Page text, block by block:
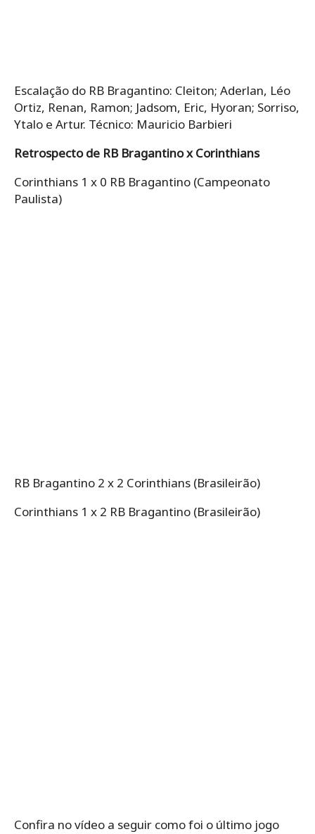
Escalação do RB Bragantino: Cleiton; Aderlan, Léo
Ortiz, Renan, Ramon; Jadsom, Eric, Hyoran; Sorriso,
Ytalo e Artur. Técnico: Mauricio Barbieri
Retrospecto de RB Bragantino x Corinthians
Corinthians 1 x 0 RB Bragantino (Campeonato
Paulista)
RB Bragantino 2 x 2 Corinthians (Brasileirão)
Corinthians 1 x 2 RB Bragantino (Brasileirão)
Confira no vídeo a seguir como foi o último jogo